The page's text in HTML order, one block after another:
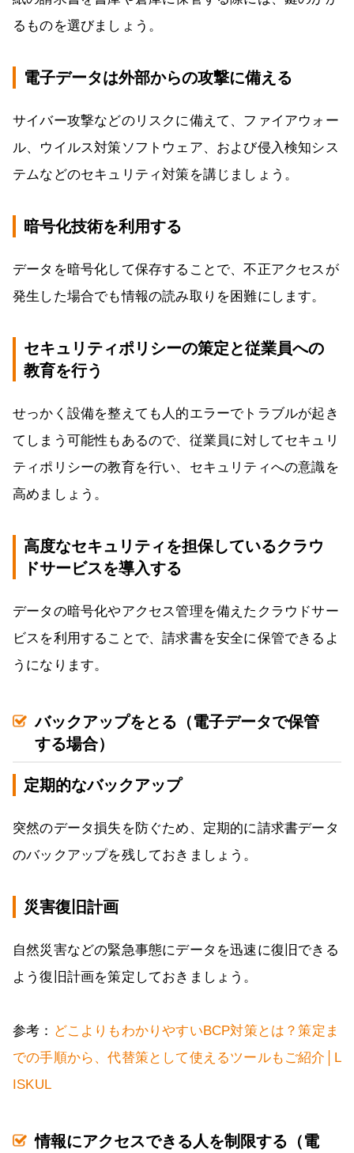
るものを選びましょう。
電子データは外部からの攻撃に備える
サイバー攻撃などのリスクに備えて、ファイアウォー
ル、ウイルス対策ソフトウェア、および侵入検知シス
テムなどのセキュリティ対策を講じましょう。
暗号化技術を利用する
データを暗号化して保存することで、不正アクセスが
発生した場合でも情報の読み取りを困難にします。
セキュリティポリシーの策定と従業員への
教育を行う
せっかく設備を整えても人的エラーでトラブルが起き
てしまう可能性もあるので、従業員に対してセキュリ
ティポリシーの教育を行い、セキュリティへの意識を
高めましょう。
高度なセキュリティを担保しているクラウ
ドサービスを導入する
データの暗号化やアクセス管理を備えたクラウドサー
ビスを利用することで、請求書を安全に保管できるよ
うになります。
バックアップをとる（電子データで保管
する場合）
定期的なバックアップ
突然のデータ損失を防ぐため、定期的に請求書データ
のバックアップを残しておきましょう。
災害復旧計画
自然災害などの緊急事態にデータを迅速に復旧できる
よう復旧計画を策定しておきましょう。
参考： どこよりもわかりやすいBCP対策とは？策定ま
での手順から、代替策として使えるツールもご紹介│L
ISKUL
情報にアクセスできる人を制限する（電